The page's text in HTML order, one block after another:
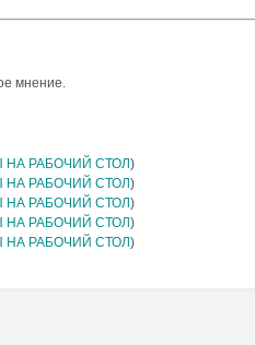
мнение.
НА РАБОЧИЙ СТОЛ)
НА РАБОЧИЙ СТОЛ)
НА РАБОЧИЙ СТОЛ)
НА РАБОЧИЙ СТОЛ)
НА РАБОЧИЙ СТОЛ)